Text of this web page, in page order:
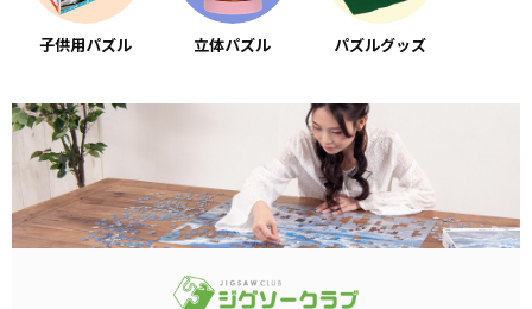
子供用パズル 立体パズル パズルグッズ